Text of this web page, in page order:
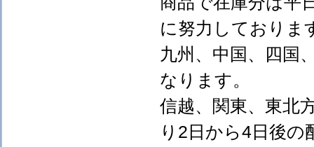
に努力しておりま
九州、中国、四国
なります。
信越、関東、東北
り2日から4日後の